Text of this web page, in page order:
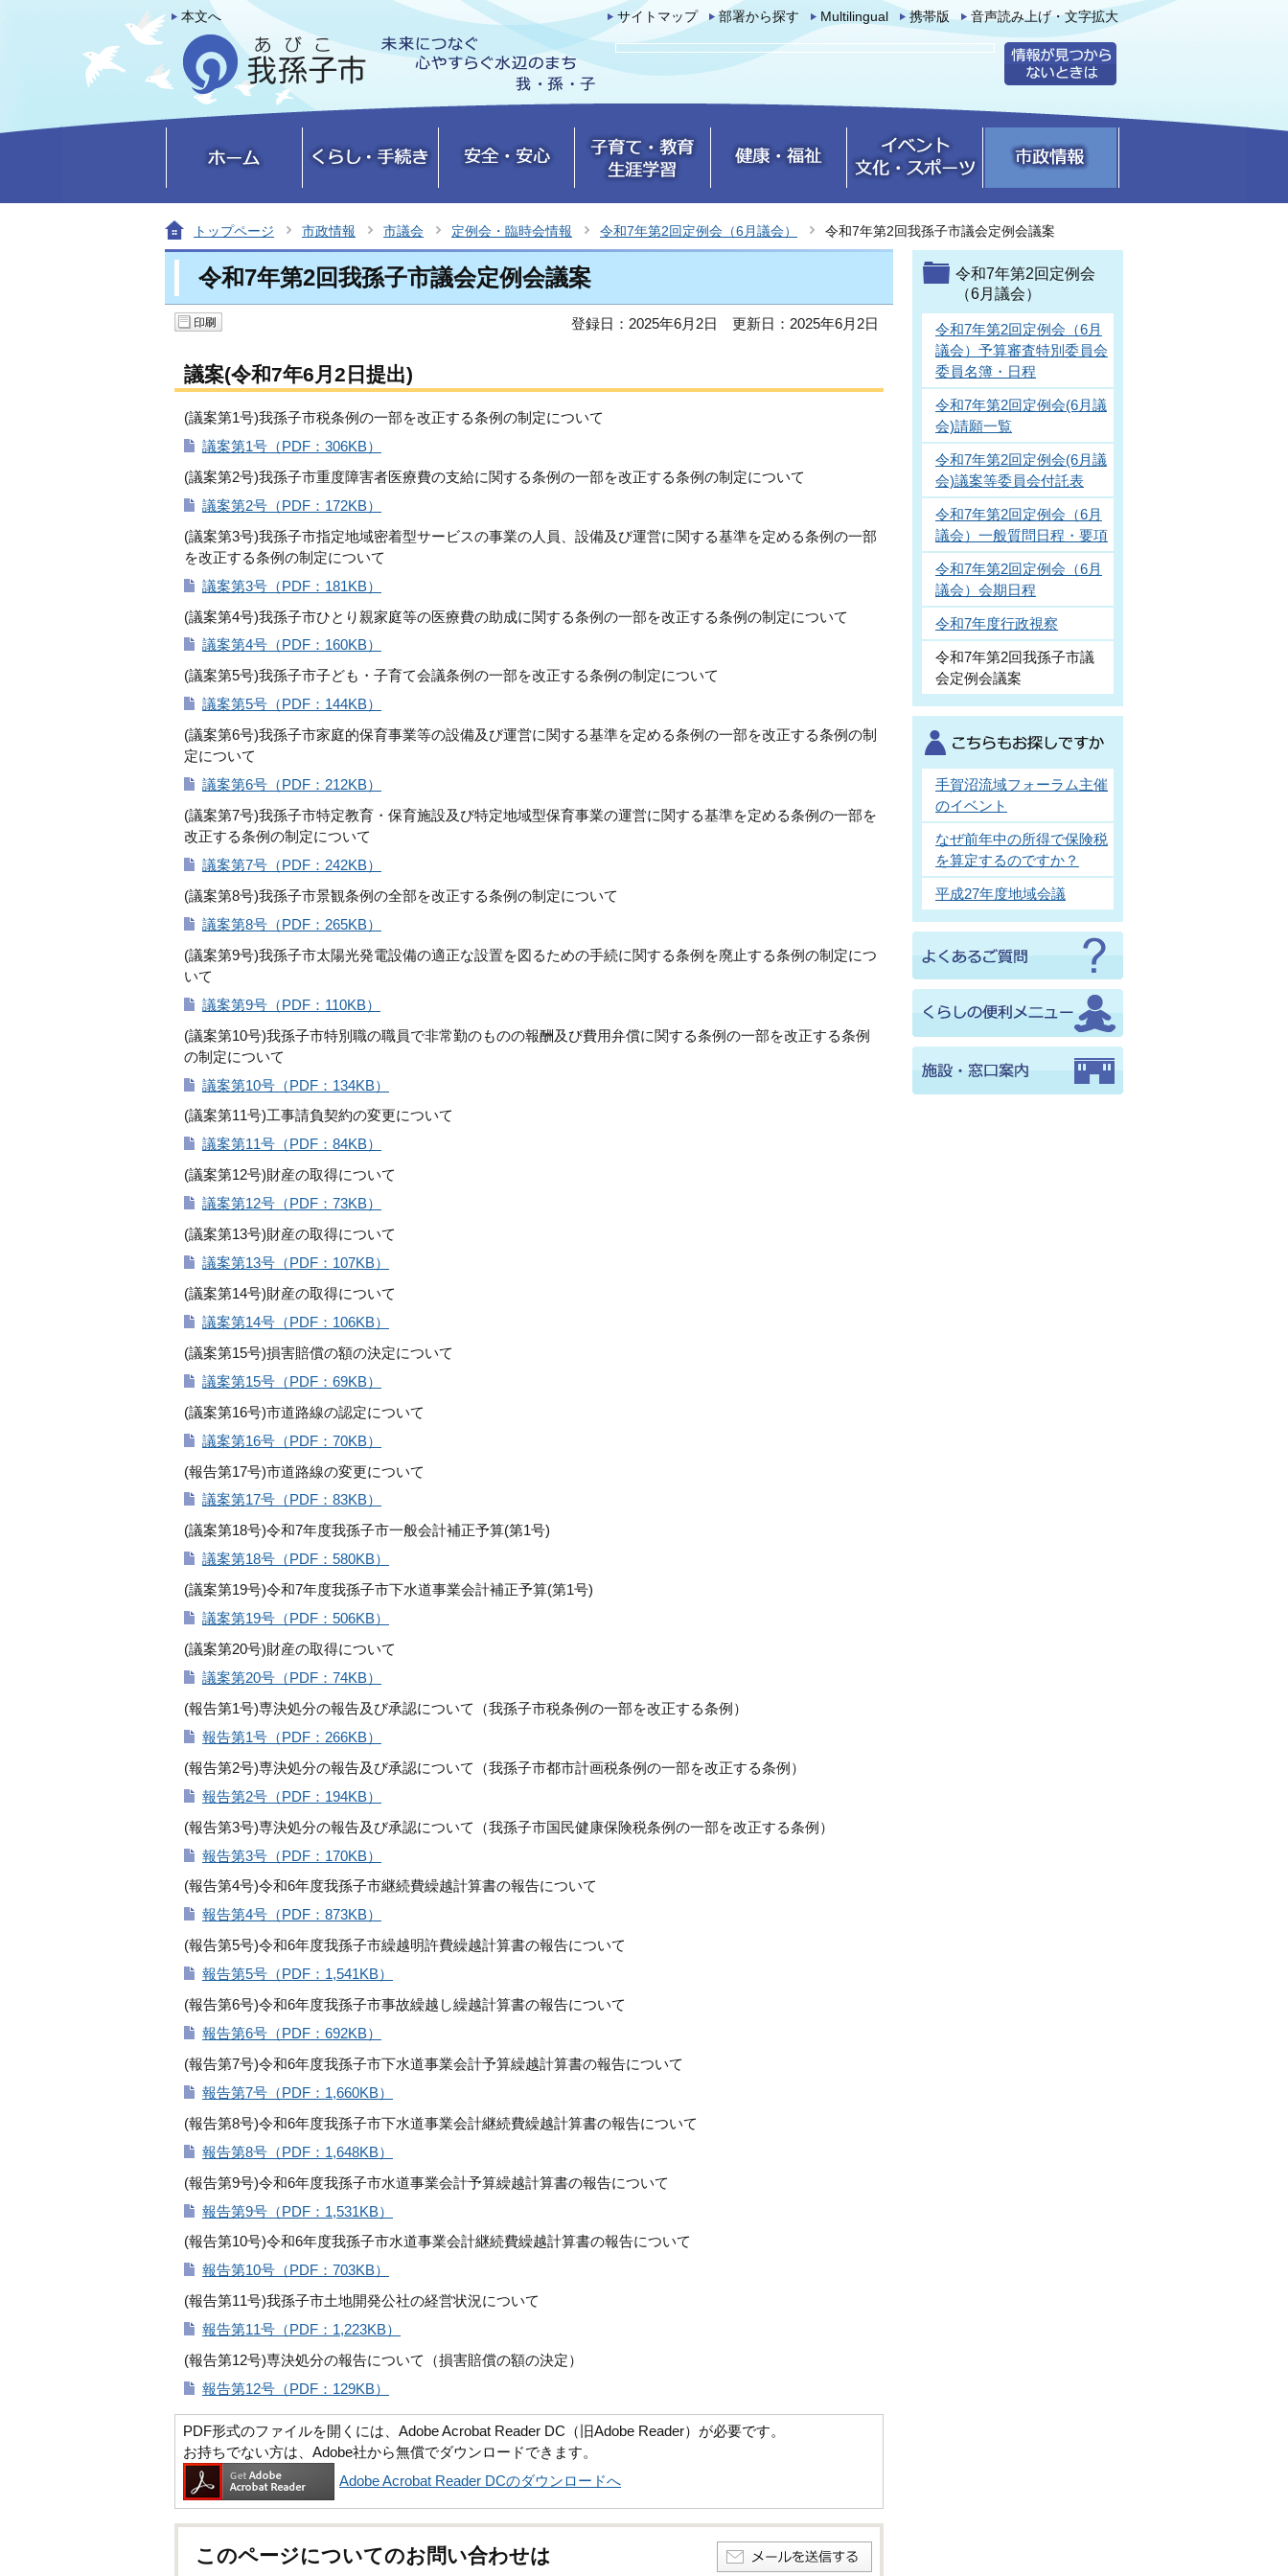
本文へ サイトマップ 部署から探す Multilingual 携帯版 音声読み上げ・文字拡大
トップページ 市政情報 市議会 定例会・臨時会情報 令和7年第2回定例会（6月議会） 令和7年第2回我孫子市議会定例会議案
令和7年第2回我孫子市議会定例会議案
登録日：2025年6月2日 更新日：2025年6月2日
議案(令和7年6月2日提出)
(議案第1号)我孫子市税条例の一部を改正する条例の制定について
議案第1号（PDF：306KB）
(議案第2号)我孫子市重度障害者医療費の支給に関する条例の一部を改正する条例の制定について
議案第2号（PDF：172KB）
(議案第3号)我孫子市指定地域密着型サービスの事業の人員、設備及び運営に関する基準を定める条例の一部
を改正する条例の制定について
議案第3号（PDF：181KB）
(議案第4号)我孫子市ひとり親家庭等の医療費の助成に関する条例の一部を改正する条例の制定について
議案第4号（PDF：160KB）
(議案第5号)我孫子市子ども・子育て会議条例の一部を改正する条例の制定について
議案第5号（PDF：144KB）
(議案第6号)我孫子市家庭的保育事業等の設備及び運営に関する基準を定める条例の一部を改正する条例の制
定について
議案第6号（PDF：212KB）
(議案第7号)我孫子市特定教育・保育施設及び特定地域型保育事業の運営に関する基準を定める条例の一部を
改正する条例の制定について
議案第7号（PDF：242KB）
(議案第8号)我孫子市景観条例の全部を改正する条例の制定について
議案第8号（PDF：265KB）
(議案第9号)我孫子市太陽光発電設備の適正な設置を図るための手続に関する条例を廃止する条例の制定につ
いて
議案第9号（PDF：110KB）
(議案第10号)我孫子市特別職の職員で非常勤のものの報酬及び費用弁償に関する条例の一部を改正する条例
の制定について
議案第10号（PDF：134KB）
(議案第11号)工事請負契約の変更について
議案第11号（PDF：84KB）
(議案第12号)財産の取得について
議案第12号（PDF：73KB）
(議案第13号)財産の取得について
議案第13号（PDF：107KB）
(議案第14号)財産の取得について
議案第14号（PDF：106KB）
(議案第15号)損害賠償の額の決定について
議案第15号（PDF：69KB）
(議案第16号)市道路線の認定について
議案第16号（PDF：70KB）
(報告第17号)市道路線の変更について
議案第17号（PDF：83KB）
(議案第18号)令和7年度我孫子市一般会計補正予算(第1号)
議案第18号（PDF：580KB）
(議案第19号)令和7年度我孫子市下水道事業会計補正予算(第1号)
議案第19号（PDF：506KB）
(議案第20号)財産の取得について
議案第20号（PDF：74KB）
(報告第1号)専決処分の報告及び承認について（我孫子市税条例の一部を改正する条例）
報告第1号（PDF：266KB）
(報告第2号)専決処分の報告及び承認について（我孫子市都市計画税条例の一部を改正する条例）
報告第2号（PDF：194KB）
(報告第3号)専決処分の報告及び承認について（我孫子市国民健康保険税条例の一部を改正する条例）
報告第3号（PDF：170KB）
(報告第4号)令和6年度我孫子市継続費繰越計算書の報告について
報告第4号（PDF：873KB）
(報告第5号)令和6年度我孫子市繰越明許費繰越計算書の報告について
報告第5号（PDF：1,541KB）
(報告第6号)令和6年度我孫子市事故繰越し繰越計算書の報告について
報告第6号（PDF：692KB）
(報告第7号)令和6年度我孫子市下水道事業会計予算繰越計算書の報告について
報告第7号（PDF：1,660KB）
(報告第8号)令和6年度我孫子市下水道事業会計継続費繰越計算書の報告について
報告第8号（PDF：1,648KB）
(報告第9号)令和6年度我孫子市水道事業会計予算繰越計算書の報告について
報告第9号（PDF：1,531KB）
(報告第10号)令和6年度我孫子市水道事業会計継続費繰越計算書の報告について
報告第10号（PDF：703KB）
(報告第11号)我孫子市土地開発公社の経営状況について
報告第11号（PDF：1,223KB）
(報告第12号)専決処分の報告について（損害賠償の額の決定）
報告第12号（PDF：129KB）
PDF形式のファイルを開くには、Adobe Acrobat Reader DC（旧Adobe Reader）が必要です。
お持ちでない方は、Adobe社から無償でダウンロードできます。
Adobe Acrobat Reader DCのダウンロードへ
このページについてのお問い合わせは
令和7年第2回定例会
（6月議会）
令和7年第2回定例会（6月
議会）予算審査特別委員会
委員名簿・日程
令和7年第2回定例会(6月議
会)請願一覧
令和7年第2回定例会(6月議
会)議案等委員会付託表
令和7年第2回定例会（6月
議会）一般質問日程・要項
令和7年第2回定例会（6月
議会）会期日程
令和7年度行政視察
令和7年第2回我孫子市議
会定例会議案
手賀沼流域フォーラム主催
のイベント
なぜ前年中の所得で保険税
を算定するのですか？
平成27年度地域会議